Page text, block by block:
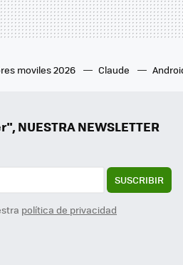
moviles 2026 Claude
NUESTRA NEWSLETTER
SUSCRIBIR
política de privacidad